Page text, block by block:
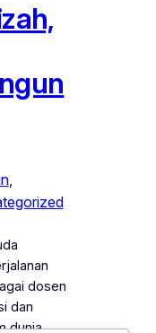
dosen
dan
dunia